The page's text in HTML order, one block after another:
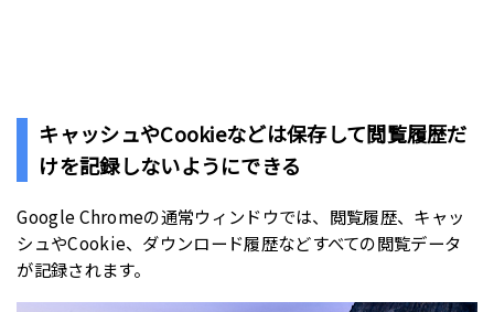
キャッシュやCookieなどは保存して閲覧履歴だ
けを記録しないようにできる
Google Chromeの通常ウィンドウでは、閲覧履歴、キャッ
シュやCookie、ダウンロード履歴などすべての閲覧データ
が記録されます。